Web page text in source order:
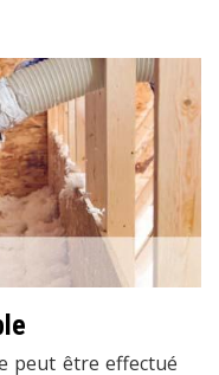
peut être effectué